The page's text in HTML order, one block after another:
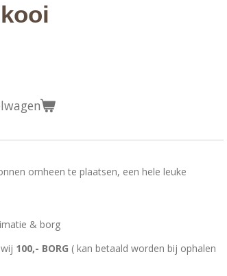
omheen te plaatsen, een hele leuke
& borg
100,- BORG ( kan betaald worden bij ophalen